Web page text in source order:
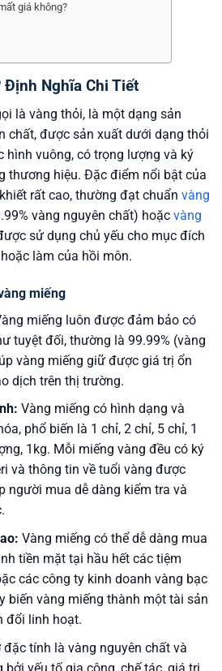
giá không?
Định Nghĩa Chi Tiết
là vàng thỏi, là một dạng sản
chất, được sản xuất dưới dạng thỏi
hình vuông, có trọng lượng và ký
thương hiệu. Đặc điểm nổi bật của
rất cao, thường đạt chuẩn vàng
vàng nguyên chất) hoặc vàng
sử dụng chủ yếu cho mục đích
làm của hồi môn.
miếng
miếng luôn được đảm bảo có
tuyệt đối, thường là 99.99% (vàng
vàng miếng giữ được giá trị ổn
dịch trên thị trường.
Vàng miếng có hình dạng và
phổ biến là 1 chỉ, 2 chỉ, 5 chỉ, 1
1kg. Mỗi miếng vàng đều có ký
và thông tin về tuổi vàng được
người mua dễ dàng kiểm tra và
Vàng miếng có thể dễ dàng mua
tiền mặt tại hầu hết các tiệm
các công ty kinh doanh vàng bạc
biến vàng miếng thành một tài sản
đổi linh hoạt.
đặc tính là vàng nguyên chất và
yếu tố gia công, chế tác, giá trị